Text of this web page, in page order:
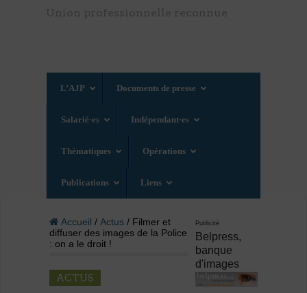
L’AJP Documents de presse
Salarié·es Indépendant·es
Thématiques Opérations
Publications Liens
Accueil / Actus/ Filmer et
diffuser des images de la Police
: on a le droit !
ACTUS
Publicité
Belpress,
banque
d'images